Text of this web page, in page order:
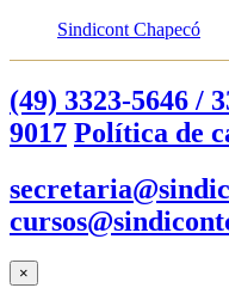
Sindicont Chapecó
(49) 3323-5646 /
9017 Política de
×